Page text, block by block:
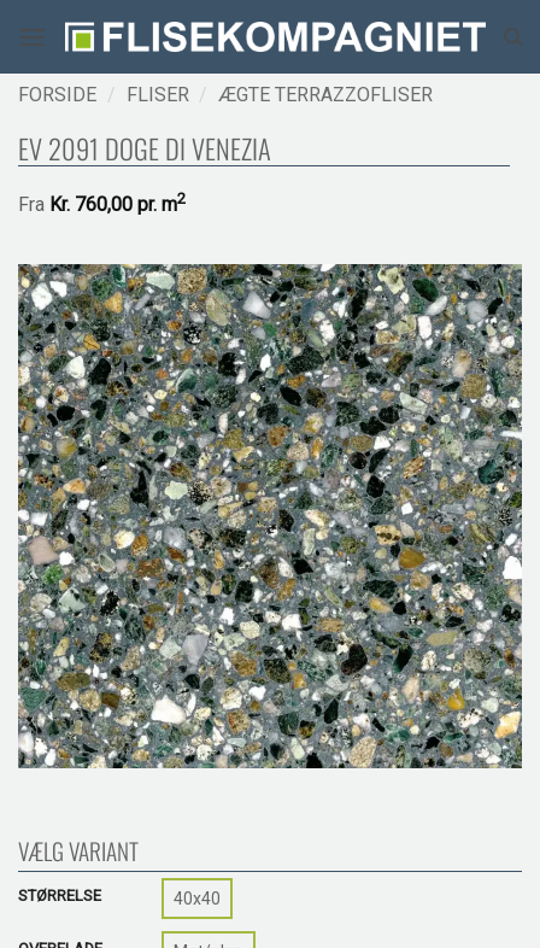
indhold
FORSIDE / FLISER / ÆGTE TERRAZZOFLISER
EV 2091 DOGE DI VENEZIA
Fra Kr. 760,00 pr. m2
VÆLG VARIANT
STØRRELSE 40x40